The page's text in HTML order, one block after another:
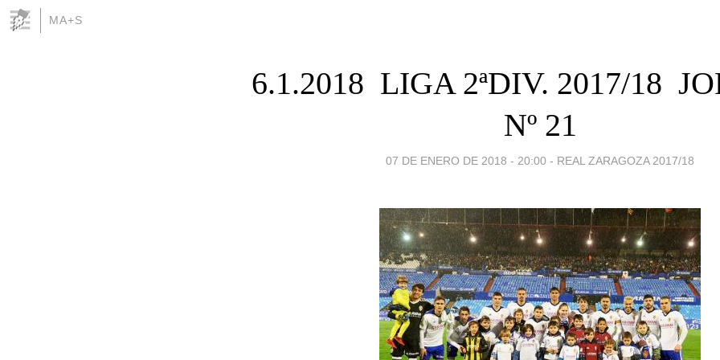
MA+S
6.1.2018  LIGA 2ªDIV. 2017/18 
Nº 21
07 DE ENERO DE 2018 - 20:00 - REAL ZARAGOZA 2017/18